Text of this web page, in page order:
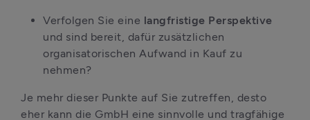
Verfolgen Sie eine langfristige Perspektive
und sind bereit, dafür zusätzlichen
organisatorischen Aufwand in Kauf zu
nehmen?
Je mehr dieser Punkte auf Sie zutreffen, desto
eher kann die GmbH eine sinnvolle und tragfähige